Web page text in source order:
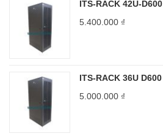
ITS-RACK 42U-D600
5.400.000 ₫
ITS-RACK 36U D600
5.000.000 ₫